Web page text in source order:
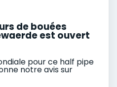
de bouées
est ouvert
pour ce half pipe
notre avis sur